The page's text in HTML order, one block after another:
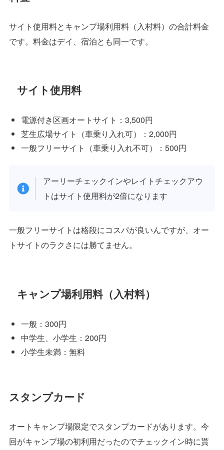
サイト使用料とキャンプ場利用料（入村料）の合計料金
です。料金はデイ、宿泊とも同一です。
サイト使用料
電源付き区画オートサイト：3,500円
芝生広場サイト（車乗り入れ可）：2,000円
一般フリーサイト（車乗り入れ不可）：500円
アーリーチェックインやレイトチェックアウ
トはサイト使用料が2倍になります
一般フリーサイトは格段にコスパが良いんですが、オー
トサイトのラクさには勝てません。
キャンプ場利用料（入村料）
一般：300円
中学生、小学生：200円
小学生未満：無料
スタンプカード
オートキャンプ場限定でスタンプカードがあります。今
回がキャンプ場の初利用だったのでチェックイン時に貰